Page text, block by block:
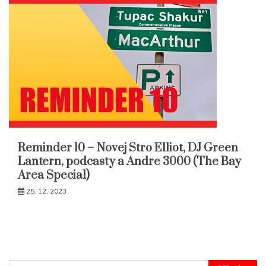
Reminder 10 – Novej Stro Elliot, DJ Green
Lantern, podcasty a Andre 3000 (The Bay
Area Special)
25. 12. 2023